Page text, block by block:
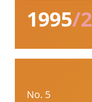
1995/2
No. 5